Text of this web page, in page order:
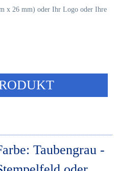
x 26 mm) oder Ihr Logo oder Ihre